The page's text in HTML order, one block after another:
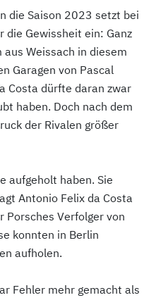
die Saison 2023 setzt bei
die Gewissheit ein: Ganz
Weissach in diesem
Garagen von Pascal
Costa dürfte daran zwar
haben. Doch nach dem
der Rivalen größer
aufgeholt haben. Sie
Antonio Felix da Costa
Porsches Verfolger von
konnten in Berlin
aufholen.
Fehler mehr gemacht als